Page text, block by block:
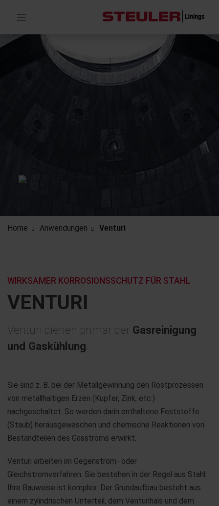
Home Anwendungen Venturi
VENTURI
WIRKSAMER KORROSIONSSCHUTZ FÜR STAHL
Venturi dienen primär der Gasreinigung
und Gaskühlung
Sie sind z. B. bei der Metallgewinnung den Röstprozessen
von metallhaltigen Erzen (Kupfer, Zink, etc.)
nachgeschaltet. So werden darin enthaltene Feststoffe
(Staub) herausgewaschen und chemische Reaktionen von
Bestandteilen des Gasstroms erwirkt.
Venturi arbeiten im Gegenstrom- oder
Gleichstromverfahren. Sie bestehen in der Regel aus Stahl.
Ihre Bauweise ist komplex: Der Grundaufbau besteht aus
einem zylindrischen Unterteil, dem Venturihals und dem